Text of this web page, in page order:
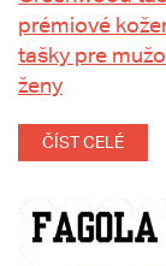
prémiové
tašky pre
ženy
ČÍST CELÉ